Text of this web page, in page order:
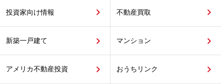
投資家向け情報 不動産買取
新築一戸建て マンション
アメリカ不動産投資 おうちリンク